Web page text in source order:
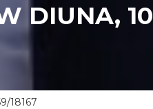
DIUNA, 10
18167